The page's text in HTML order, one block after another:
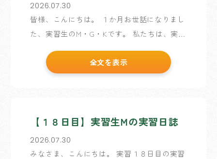
2026.07.30
皆様、こんにちは。 １か月お世話になりまし
た、実習生のM・G・Kです。 私たちは、実習
作成いたしました。 通勤や通学途中で気軽に
楽しめる占いサイトです。 ▲サイトURL
全文を表示
【１８日目】実習生Mの実習日誌
2026.07.30
みなさま、こんにちは。 実習１８日目の実習